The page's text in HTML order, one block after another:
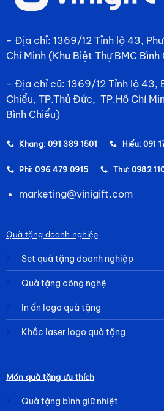
- Địa chỉ: 1369/12 Tỉnh lộ 43,
Chí Minh (Khu Biệt Thự BMC Bình
- Địa chỉ cũ: 1369/12 Tỉnh lộ 43,
Chiểu, TP.Thủ Đức, TP.Hồ Chí
Bình Chiểu)
Khang: 091 389 1501 Hiếu: 091
Phi: 096 479 0915 Thư: 0982
marketing@vinigift.com
Quà tặng doanh nghiệp
Set quà tặng doanh nghiệp
Quà tặng công nghệ
In ấn logo quà tặng
Khắc laser logo quà tặng
Món quà tặng ưu thích
Quà tặng bình giữ nhiệt